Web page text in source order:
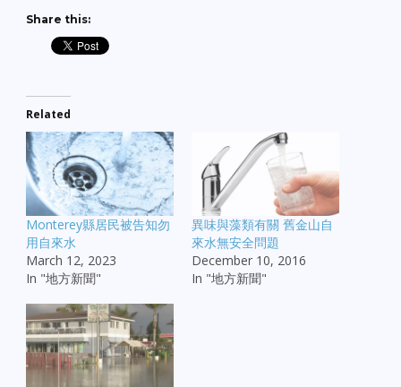
Share this:
Related
Monterey縣居民被告知勿
用自來水
March 12, 2023
In "地方新聞"
異味與藻類有關 舊金山自
來水無安全問題
December 10, 2016
In "地方新聞"